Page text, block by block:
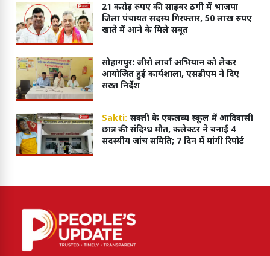
21 करोड़ रुपए की साइबर ठगी में भाजपा
जिला पंचायत सदस्य गिरफ्तार, 50 लाख रुपए
खाते में आने के मिले सबूत
सोहागपुर: जीरो लार्वा अभियान को लेकर
आयोजित हुई कार्यशाला, एसडीएम ने दिए
सख्त निर्देश
Sakti: सक्ती के एकलव्य स्कूल में आदिवासी
छात्र की संदिग्ध मौत, कलेक्टर ने बनाई 4
सदस्यीय जांच समिति; 7 दिन में मांगी रिपोर्ट